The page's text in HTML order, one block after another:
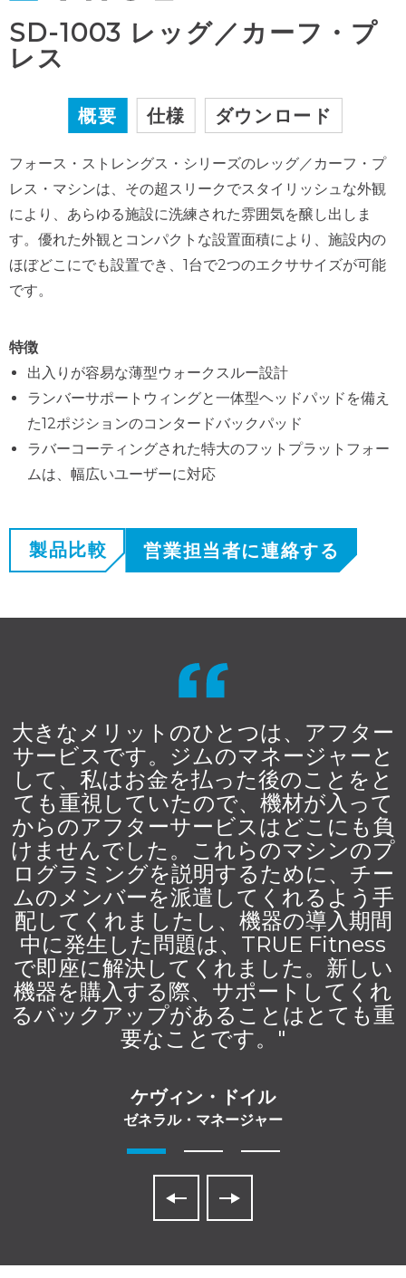
SD-1003 レッグ／カーフ・プ
レス
概要 仕様 ダウンロード
フォース・ストレングス・シリーズのレッグ／カーフ・プ
レス・マシンは、その超スリークでスタイリッシュな外観
により、あらゆる施設に洗練された雰囲気を醸し出しま
す。優れた外観とコンパクトな設置面積により、施設内の
ほぼどこにでも設置でき、1台で2つのエクササイズが可能
です。
特徴
出入りが容易な薄型ウォークスルー設計
ランバーサポートウィングと一体型ヘッドパッドを備え
た12ポジションのコンタードバックパッド
ラバーコーティングされた特大のフットプラットフォー
ムは、幅広いユーザーに対応
製品比較 営業担当者に連絡する
大きなメリットのひとつは、アフター
サービスです。ジムのマネージャーと
して、私はお金を払った後のことをと
ても重視していたので、機材が入って
からのアフターサービスはどこにも負
けませんでした。これらのマシンのプ
ログラミングを説明するために、チー
ムのメンバーを派遣してくれるよう手
配してくれましたし、機器の導入期間
中に発生した問題は、TRUE Fitness
で即座に解決してくれました。新しい
機器を購入する際、サポートしてくれ
るバックアップがあることはとても重
要なことです。"
ケヴィン・ドイル
ゼネラル・マネージャー